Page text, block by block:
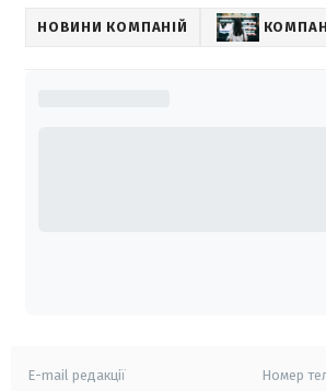
НОВИНИ КОМПАНІЙ
E-mail редакції Номер